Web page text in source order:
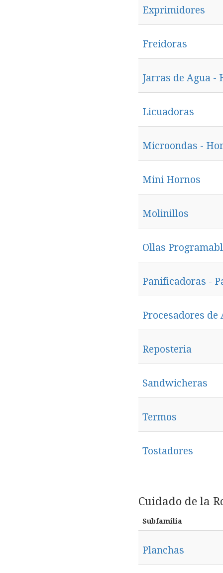
Exprimidores
Freidoras
Jarras de Agua -
Licuadoras
Microondas -
Mini Hornos
Molinillos
Ollas
Panificadoras -
Procesadores de
Reposteria
Sandwicheras
Termos
Tostadores
Cuidado de la
Subfamilia
Planchas